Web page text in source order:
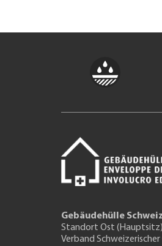
Gebäudehülle Schweiz
Standort Ost (Hauptsitz)
Verband